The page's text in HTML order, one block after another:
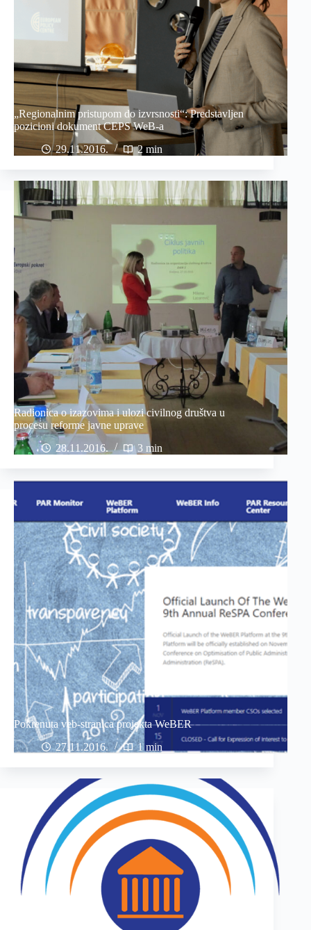
„Regionalnim pristupom do izvrsnosti“: Predstavljen
pozicioni dokument CEPS WeB-a
29.11.2016
2 min
Radionica o izazovima i ulozi civilnog društva u
procesu reforme javne uprave
28.11.2016
3 min
Pokrenuta veb-stranica projekta WeBER
27.11.2016
1 min